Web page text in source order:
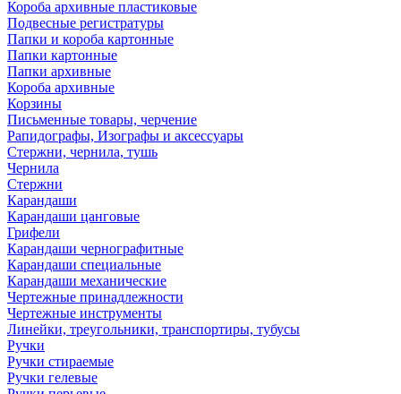
Короба архивные пластиковые
Подвесные регистратуры
Папки и короба картонные
Папки картонные
Папки архивные
Короба архивные
Корзины
Письменные товары, черчение
Рапидографы, Изографы и аксессуары
Стержни, чернила, тушь
Чернила
Стержни
Карандаши
Карандаши цанговые
Грифели
Карандаши чернографитные
Карандаши специальные
Карандаши механические
Чертежные принадлежности
Чертежные инструменты
Линейки, треугольники, транспортиры, тубусы
Ручки
Ручки стираемые
Ручки гелевые